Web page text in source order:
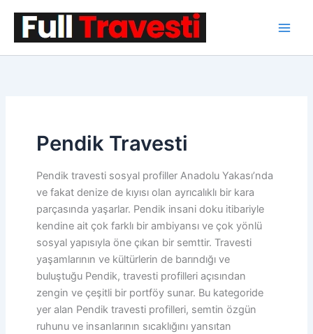
Pendik Travesti
Pendik travesti sosyal profiller Anadolu Yakası’nda
ve fakat denize de kıyısı olan ayrıcalıklı bir kara
parçasında yaşarlar. Pendik insani doku itibariyle
kendine ait çok farklı bir ambiyansı ve çok yönlü
sosyal yapısıyla öne çıkan bir semttir. Travesti
yaşamlarının ve kültürlerin de barındığı ve
buluştuğu Pendik, travesti profilleri açısından
zengin ve çeşitli bir portföy sunar. Bu kategoride
yer alan Pendik travesti profilleri, semtin özgün
ruhunu ve insanlarının sıcaklığını yansıtan